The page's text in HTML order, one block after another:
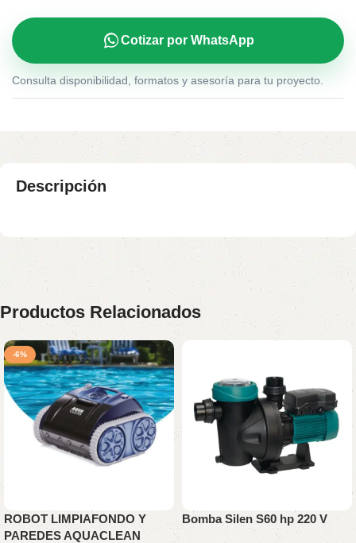
Cotizar por WhatsApp
Consulta disponibilidad, formatos y asesoría para tu proyecto.
Descripción
Productos Relacionados
-6%
ROBOT LIMPIAFONDO Y
PAREDES AQUACLEAN
Bomba Silen S60 hp 220 V